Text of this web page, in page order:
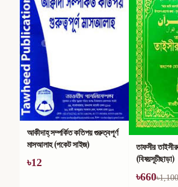
আকীদাহ্ সম্পর্কিত কতিপয় গুরুত্বপূর্ণ
মাসআলাহ (পকেট সাইজ)
৳12
তাফসীর
(বিষয়সূচীছাড়া)
৳660৳1,100